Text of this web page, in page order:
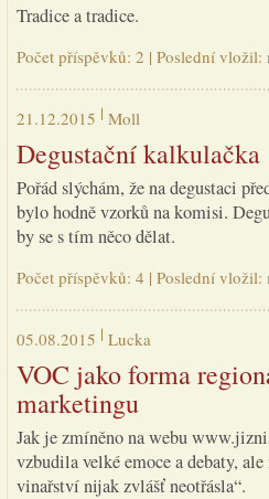
Tradice a tradice.
Počet příspěvků: 2 | Poslední
21.12.2015 Moll
Degustační kalkulačka
Pořád slýchám, že na degustaci
bylo hodně vzorků na komisi.
by se s tím něco dělat.
Počet příspěvků: 4 | Poslední
05.08.2015 Lucka
VOC jako forma
marketingu
Jak je zmíněno na webu
vzbudila velké emoce a debaty,
vinařství nijak zvlášť neotřásla“.